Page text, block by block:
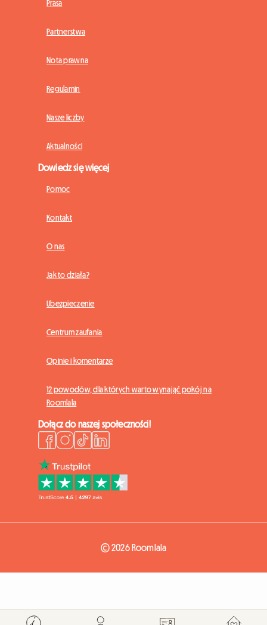
Prasa
Partnerstwa
Nota prawna
Regulamin
Nasze liczby
Aktualności
Dowiedz się więcej
Pomoc
Kontakt
O nas
Jak to działa?
Ubezpieczenie
Centrum zaufania
Opinie i komentarze
12 powodów, dla których warto wynająć pokój na
Roomlala
Dołącz do naszej społeczności!
© 2026 Roomlala